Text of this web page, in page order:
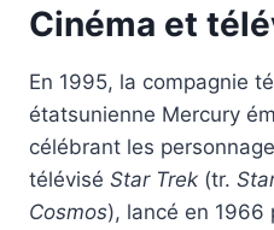
Cinéma et
En 1995, la compagnie
étatsunienne Mercury
célébrant les
télévisé Star Trek (tr.
Cosmos), lancé en 1966